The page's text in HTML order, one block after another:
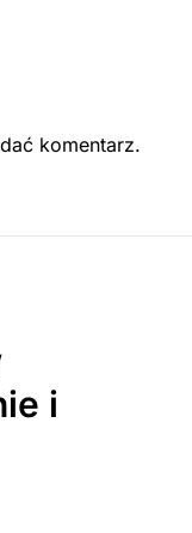
komentarz.
i